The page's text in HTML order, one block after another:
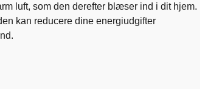
luft, som den derefter blæser ind i dit hjem.
kan reducere dine energiudgifter